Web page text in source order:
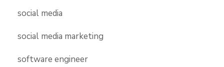
social media
social media marketing
software engineer